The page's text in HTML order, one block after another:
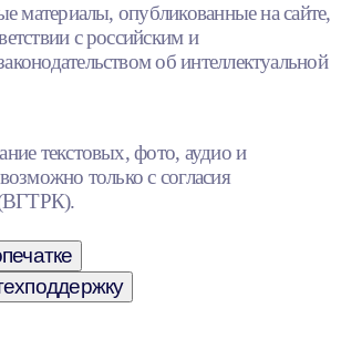
материалы, опубликованные на сайте,
с российским и
об интеллектуальной
текстовых, фото, аудио и
только с согласия
(ВГТРК).